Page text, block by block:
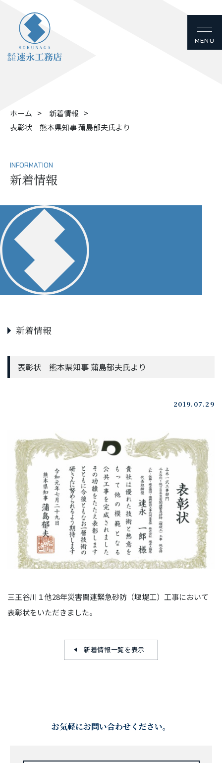
ホーム
新着情報
表彰状 熊本県知事 蒲島郁夫氏より
INFORMATION
新着情報
新着情報
表彰状 熊本県知事 蒲島郁夫氏より
2019.07.29
三王谷川１他28年災害関連緊急砂防（堰堤工）工事において
表彰状をいただきました。
新着情報一覧を表示
お気軽にお問い合わせください。